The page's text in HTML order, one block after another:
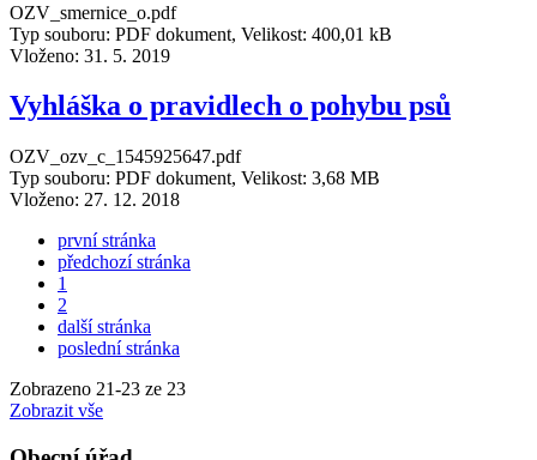
OZV_smernice_o.pdf
Typ souboru: PDF dokument, Velikost: 400,01 kB
Vloženo: 31. 5. 2019
Vyhláška o pravidlech o pohybu psů
OZV_ozv_c_1545925647.pdf
Typ souboru: PDF dokument, Velikost: 3,68 MB
Vloženo: 27. 12. 2018
první stránka
předchozí stránka
1
2
další stránka
poslední stránka
Zobrazeno 21-23 ze 23
Zobrazit vše